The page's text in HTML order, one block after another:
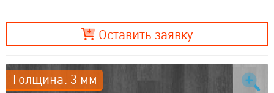
Оставить заявку
Толщина: 3 мм